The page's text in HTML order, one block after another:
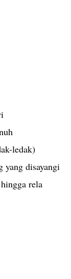
ledak)
yang disayangi
rela